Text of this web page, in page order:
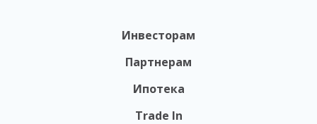
Инвесторам
Партнерам
Ипотека
Trade In